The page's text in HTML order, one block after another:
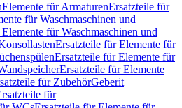
Elemente für ArmaturenErsatzteile für
für Waschmaschinen und
für Waschmaschinen und
Ersatzteile für Elemente für
Ersatzteile für Elemente für
Ersatzteile für Elemente
für ZubehörGeberit
für